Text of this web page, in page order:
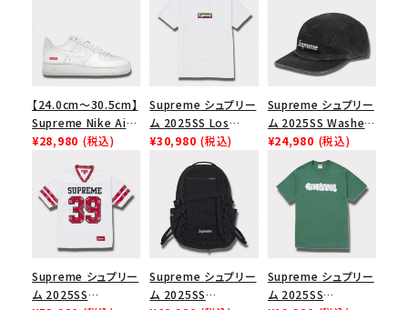
【24.0cm～30.5cm】
Supreme Nike Air
Force 1 Low シュプ
ース１スニーカー シ
ューズ ホワイト
¥28,980 (税込)
Supreme シュプリー
ム 2025SS Los
Angeles Fire Relief
Box Logo Tee ファ
イヤーリリーフボック
スロゴTシャツ ホワ
イト 白
¥30,980 (税込)
Supreme シュプリー
ム 2025SS Washed
Chino Twill Camp
Cap ウォッシュチノツ
イルキャンプキャップ
ブラック 黒
¥24,980 (税込)
Supreme シュプリー
ム 2025SS
Supreme シュプリー
ム 2025SS
Supreme シュプリー
ム 2025SS